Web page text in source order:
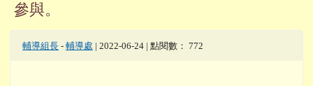
參與。
輔導組長 - 輔導處 | 2022-06-24 | 點閱數： 772